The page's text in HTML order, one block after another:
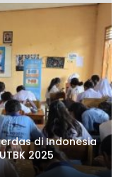
di Indonesia
2025